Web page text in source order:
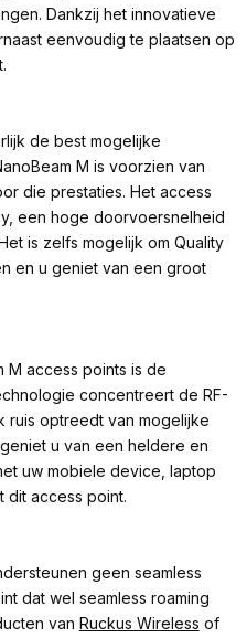
Dankzij het innovatieve
eenvoudig te plaatsen op
de best mogelijke
M is voorzien van
die prestaties. Het access
een hoge doorvoersnelheid
is zelfs mogelijk om Quality
en u geniet van een groot
M access points is de
concentreert de RF-
ruis optreedt van mogelijke
u van een heldere en
uw mobiele device, laptop
dit access point.
geen seamless
dat wel seamless roaming
van Ruckus Wireless of